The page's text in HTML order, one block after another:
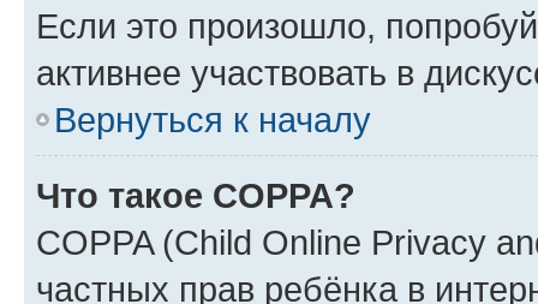
Если это произошло,
активнее участвовать в
Вернуться к началу
Что такое COPPA?
COPPA (Child Online Privacy
частных прав ребёнка в